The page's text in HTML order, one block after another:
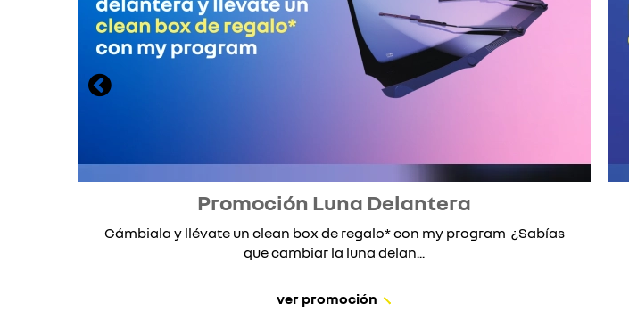
Promoción Luna Delantera
Cámbiala y llévate un clean box de regalo* con my program ¿Sabías
que cambiar la luna delan...
ver promoción